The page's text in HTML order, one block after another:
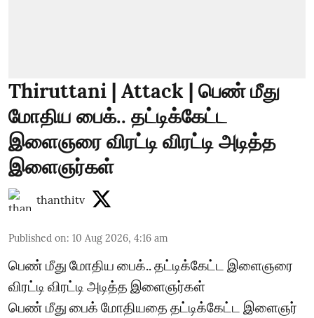
Thiruttani | Attack | பெண் மீது
மோதிய பைக்.. தட்டிக்கேட்ட
இளைஞரை விரட்டி விரட்டி அடித்த
இளைஞர்கள்
thanthitv
Published on: 10 Aug 2026, 4:16 am
பெண் மீது மோதிய பைக்.. தட்டிக்கேட்ட இளைஞரை
விரட்டி விரட்டி அடித்த இளைஞர்கள்
பெண் மீது பைக் மோதியதை தட்டிக்கேட்ட இளைஞர்